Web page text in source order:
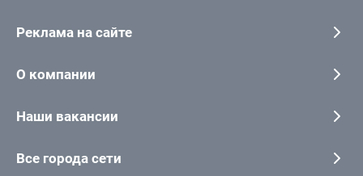
Реклама на сайте
О компании
Наши вакансии
Все города сети